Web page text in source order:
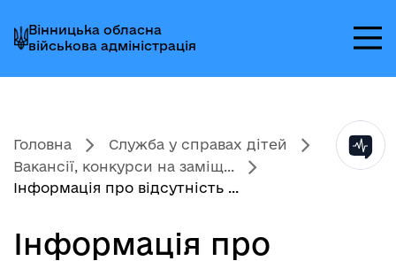
до
головного
меню
до
головного
вмісту
до
головного
колонтитула
Вінницька обласна
військова адміністрація
Головна
Служба у справах дітей
Вакансії, конкурси на заміщ...
Інформація про відсутність ...
Інформація про